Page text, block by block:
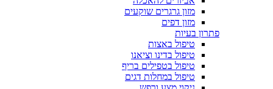
מזון גרגרים שוקעים
מזון דפים
פתרון בעיות
טיפול באצות
טיפול בדינו וציאנו
טיפול בטפילים בריף
טיפול במחלות דגים